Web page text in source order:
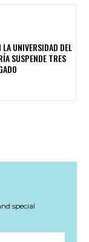
UNIVERSIDAD DEL
SUSPENDE TRES
special